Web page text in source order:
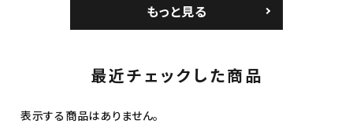
6パネルキャップ インデ
ィゴ
6パネルキャップ ナチュ
ラル
もっと見る
最近チェックした商品
表示する商品はありません。